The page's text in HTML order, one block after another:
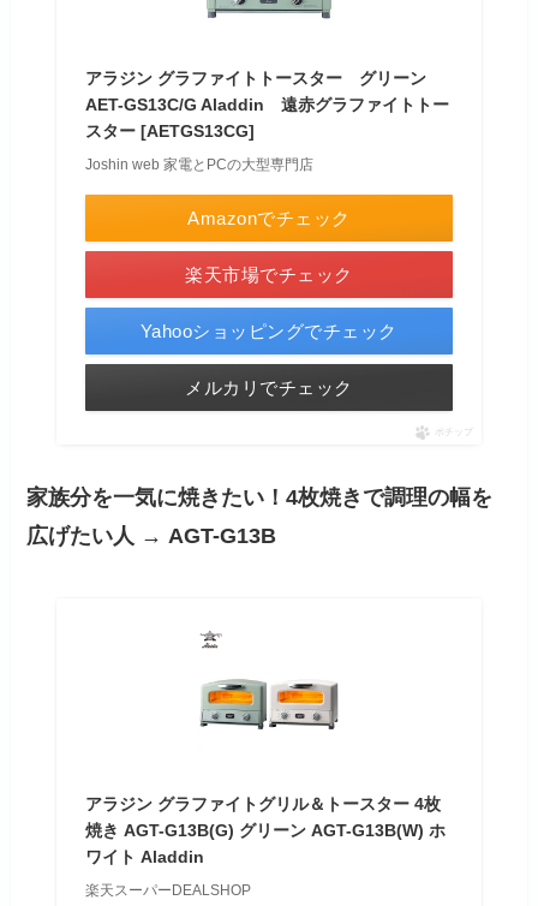
アラジン グラファイトトースター グリーン
AET-GS13C/G Aladdin 遠赤グラファイトトー
スター [AETGS13CG]
Joshin web 家電とPCの大型専門店
Amazonでチェック
楽天市場でチェック
Yahooショッピングでチェック
メルカリでチェック
ポチップ
家族分を一気に焼きたい！4枚焼きで調理の幅を
広げたい人 → AGT-G13B
アラジン グラファイトグリル＆トースター 4枚
焼き AGT-G13B(G) グリーン AGT-G13B(W) ホ
ワイト Aladdin
楽天スーパーDEALSHOP